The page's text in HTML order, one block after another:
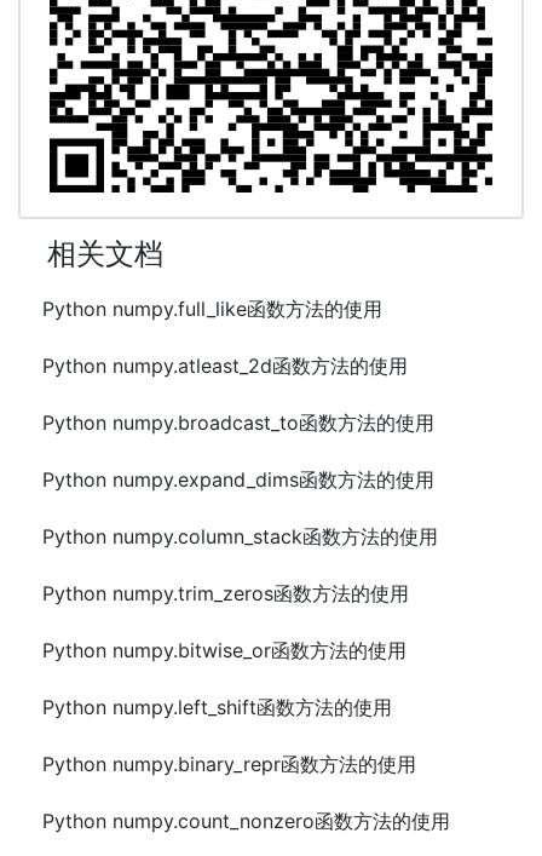
相关文档
Python numpy.full_like函数方法的使用
Python numpy.atleast_2d函数方法的使用
Python numpy.broadcast_to函数方法的使用
Python numpy.expand_dims函数方法的使用
Python numpy.column_stack函数方法的使用
Python numpy.trim_zeros函数方法的使用
Python numpy.bitwise_or函数方法的使用
Python numpy.left_shift函数方法的使用
Python numpy.binary_repr函数方法的使用
Python numpy.count_nonzero函数方法的使用